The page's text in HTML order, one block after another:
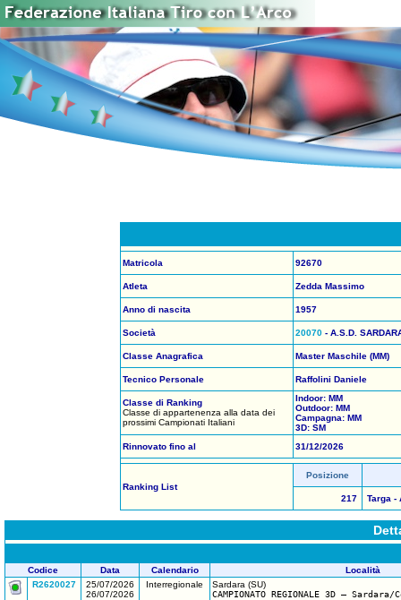
Matricola 92670
Atleta Zedda Massimo
Anno di nascita 1957
Società 20070- A.S.D.
Classe Anagrafica Master Maschile (MM)
Tecnico Personale Raffolini Daniele
Classe di Ranking
Classe di appartenenza alla data dei
prossimi Campionati Italiani
Indoor: MM
Outdoor: MM
Campagna: MM
3D: SM
Rinnovato fino al
31/12/2026
Ranking List
Posizione
217 Targa -
Codice Data Calendario
Località
R2620027
25/07/2026
26/07/2026
Interregionale
Sardara (SU)
CAMPIONATO REGIONALE 3D –